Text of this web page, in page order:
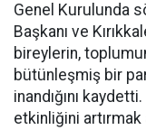
Genel Kurulunda
Başkanı ve
bireylerin,
bütünleşmiş bir
inandığını
etkinliğini